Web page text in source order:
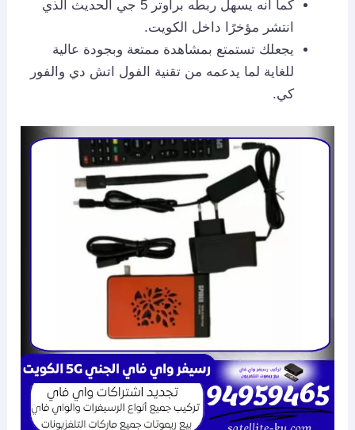
كما أنه يسهل ربطه براوتر 5 جي الحديث الذي
انتشر مؤخرًا داخل الكويت.
يجعلك تستمتع بمشاهدة ممتعة وبجودة عالية
للغاية لما يدعمه من تقنية الفول اتش دي والفور
كي.